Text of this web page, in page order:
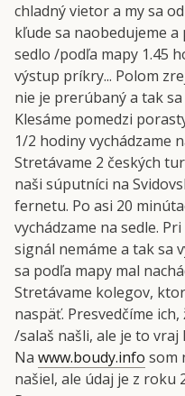
chladný vietor a my sa
kľude sa naobedujeme
sedlo /podľa mapy 1.45
výstup príkry... Polom
nie je prerúbaný a tak
Klesáme pomedzi
1/2 hodiny vychádzame
Stretávame 2 českých
naši súputníci na
fernetu. Po asi 20
vychádzame na sedle.
signál nemáme a tak sa
sa podľa mapy mal
Stretávame kolegov,
naspäť. Presvedčíme
/salaš našli, ale je to
Na www.boudy.info som
našiel, ale údaj je z roku